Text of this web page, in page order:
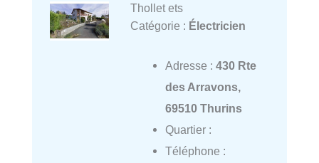
Thollet ets
Catégorie : Électricien
Adresse : 430 Rte
des Arravons,
69510 Thurins
Quartier :
Téléphone :